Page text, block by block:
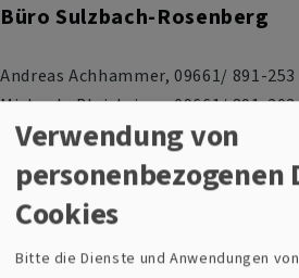
Büro Sulzbach-Rosenberg
Andreas Achhammer, 09661/ 891-253
Michaela Bleisteiner, 09661/ 891-202
Karin Hofmann, 09661/ 891-258
Susanne Hönig, 09661/ 891-261
Franziska Hösl, 09661/ 891-261
Anita Müllner, 09661/ 891-0
Jessica Reindl, 09661/ 891-0
Verwendung von
personenbezogenen
Cookies
Bitte die Dienste und Anwendungen